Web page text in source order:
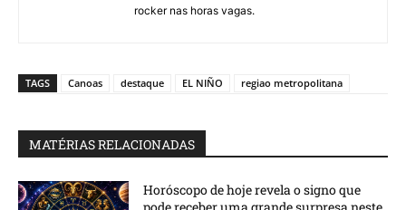
rocker nas horas vagas.
TAGS Canoas destaque EL NIÑO regiao metropolitana
MATÉRIAS RELACIONADAS
Horóscopo de hoje revela o signo que